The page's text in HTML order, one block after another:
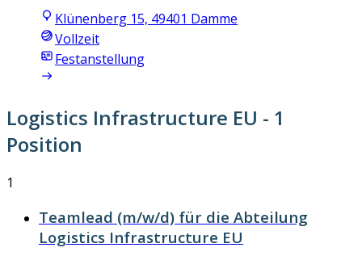
Klünenberg 15, 49401 Damme
Vollzeit
Festanstellung
Logistics Infrastructure EU - 1
Position
1
Teamlead (m/w/d) für die Abteilung
Logistics Infrastructure EU